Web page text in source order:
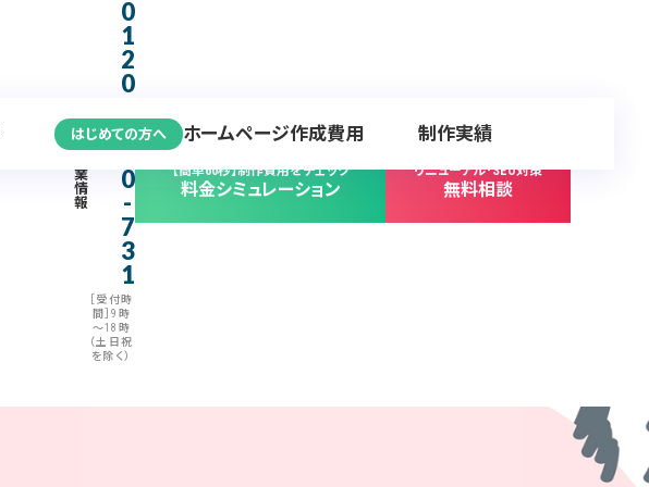
業
情
報
0
1
2
0
3
7
0
-
7
3
1
［受付時
間］9時
～18時
（土日祝
を除く）
【簡単60秒】制作費用をチェック
料金シミュレーション
リニューアル･SEO対策
無料相談
はじめての方へ ホームページ作成費用 制作実績